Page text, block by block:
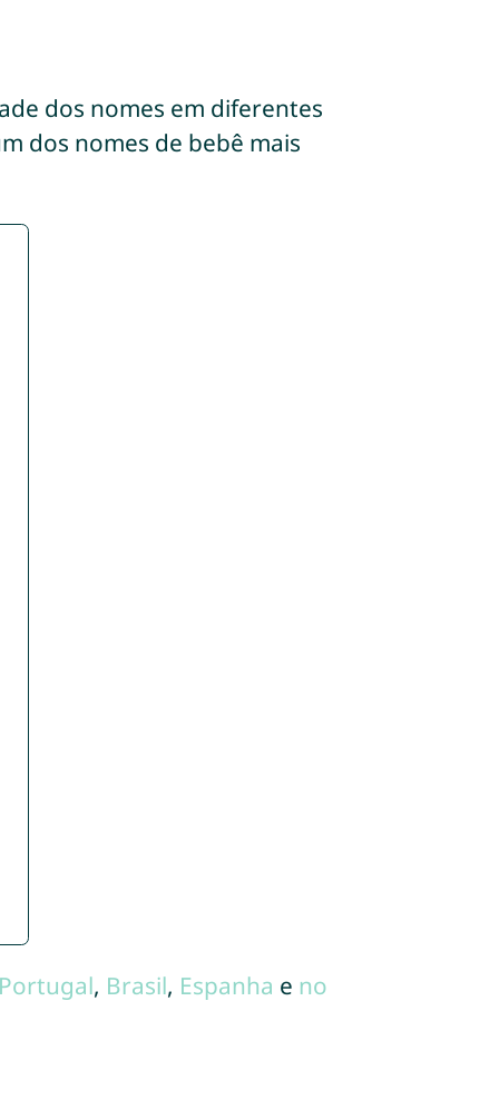
dos nomes em diferentes
dos nomes de bebê mais
Portugal, Brasil, Espanha e no